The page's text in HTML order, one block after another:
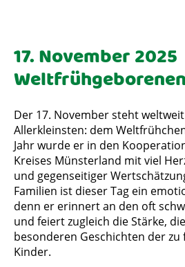
17. November 2025
Der 17. November steht
Allerkleinsten: dem
Jahr wurde er in den
Kreises Münsterland mit viel
und gegenseitiger
Familien ist dieser Tag ein
denn er erinnert an den oft
und feiert zugleich die Stärke,
besonderen Geschichten der
Kinder.